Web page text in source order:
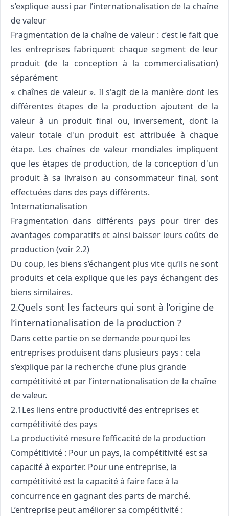
s’explique aussi par l’internationalisation de la chaîne
de valeur
Fragmentation de la chaîne de valeur : c’est le fait que
les entreprises fabriquent chaque segment de leur
produit (de la conception à la commercialisation)
séparément
« chaînes de valeur ». Il s'agit de la manière dont les
différentes étapes de la production ajoutent de la
valeur à un produit final ou, inversement, dont la
valeur totale d'un produit est attribuée à chaque
étape. Les chaînes de valeur mondiales impliquent
que les étapes de production, de la conception d'un
produit à sa livraison au consommateur final, sont
effectuées dans des pays différents.
Internationalisation
Fragmentation dans différents pays pour tirer des
avantages comparatifs et ainsi baisser leurs coûts de
production (voir 2.2)
Du coup, les biens s’échangent plus vite qu’ils ne sont
produits et cela explique que les pays échangent des
biens similaires.
2.Quels sont les facteurs qui sont à l’origine de
l’internationalisation de la production ?
Dans cette partie on se demande pourquoi les
entreprises produisent dans plusieurs pays : cela
s’explique par la recherche d’une plus grande
compétitivité et par l’internationalisation de la chaîne
de valeur.
2.1Les liens entre productivité des entreprises et
compétitivité des pays
La productivité mesure l’efficacité de la production
Compétitivité : Pour un pays, la compétitivité est sa
capacité à exporter. Pour une entreprise, la
compétitivité est la capacité à faire face à la
concurrence en gagnant des parts de marché.
L’entreprise peut améliorer sa compétitivité :